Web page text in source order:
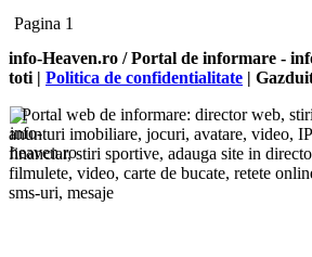
Pagina 1
info-Heaven.ro / Portal de informare -
toti | Politica de confidentialitate |
Portal web de informare: director web,
anunturi imobiliare, jocuri, avatare, video,
financiar, stiri sportive, adauga site in
filmulete, video, carte de bucate, retete
sms-uri, mesaje